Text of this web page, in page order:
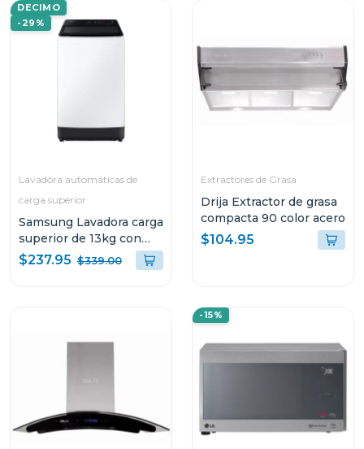
DECIMO
-29%
Lavadora automáticas de
carga superior
Samsung Lavadora carga
superior de 13kg con
eco bubble
wa13cg5441bw
$237.95 $339.00
Extractores de Grasa
Drija Extractor de grasa
compacta 90 color acero
$104.95
-15%